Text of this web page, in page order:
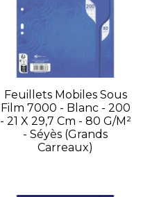
Feuillets Mobiles Sous
Film 7000 - Blanc - 200
- 21 X 29,7 Cm - 80 G/m²
- Séyès (grands
Carreaux)